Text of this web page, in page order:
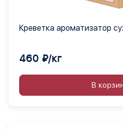
Креветка ароматизатор
460 ₽/кг
В